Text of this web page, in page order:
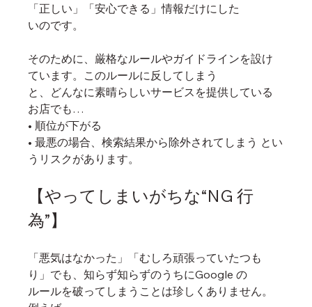
「正しい」「安心できる」情報だけにした
いのです。
そのために、厳格なルールやガイドラインを設け
ています。このルールに反してしまう
と、どんなに素晴らしいサービスを提供している
お店でも…
• 順位が下がる
• 最悪の場合、検索結果から除外されてしまう とい
うリスクがあります。
【やってしまいがちな“NG 行
為”】
「悪気はなかった」「むしろ頑張っていたつも
り」でも、知らず知らずのうちにGoogle の
ルールを破ってしまうことは珍しくありません。